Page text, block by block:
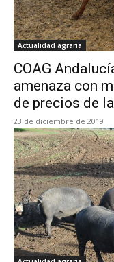
Actualidad agraria
COAG
amenaza con
de precios de
23 de diciembre de 2019